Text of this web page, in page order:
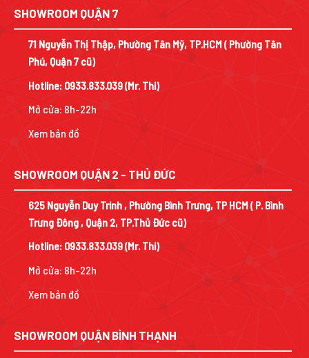
SHOWROOM QUẬN 7
71 Nguyễn Thị Thập, Phường Tân Mỹ, TP.HCM ( Phường Tân
Phú, Quận 7 cũ)
Hotline: 0933.833.039(Mr. Thi)
Mở cửa: 8h-22h
Xem bản đồ
SHOWROOM QUẬN 2 - THỦ ĐỨC
625 Nguyễn Duy Trinh , Phường Bình Trưng, TP HCM ( P. Bình
Trưng Đông , Quận 2, TP.Thủ Đức cũ)
Hotline: 0933.833.039(Mr. Thi)
Mở cửa: 8h-22h
Xem bản đồ
SHOWROOM QUẬN BÌNH THẠNH